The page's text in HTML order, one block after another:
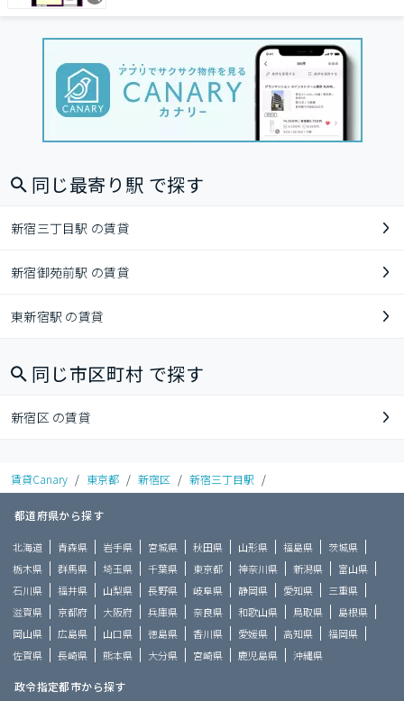
同じ最寄り駅 で探す
新宿三丁目駅 の賃貸
新宿御苑前駅 の賃貸
東新宿駅 の賃貸
同じ市区町村 で探す
新宿区 の賃貸
賃貸Canary / 東京都 / 新宿区 / 新宿三丁目駅 /
都道府県から探す
北海道 青森県 岩手県 宮城県 秋田県 山形県 福島県
茨城県
栃木県
群馬県 埼玉県 千葉県 東京都 神奈川県 新潟県
富山県
石川県
福井県 山梨県 長野県 岐阜県 静岡県 愛知県
三重県
滋賀県
京都府 大阪府 兵庫県 奈良県 和歌山県 鳥取県
島根県
岡山県
広島県 山口県 徳島県 香川県 愛媛県 高知県
福岡県
佐賀県
長崎県 熊本県 大分県 宮崎県 鹿児島県 沖縄県
政令指定都市から探す